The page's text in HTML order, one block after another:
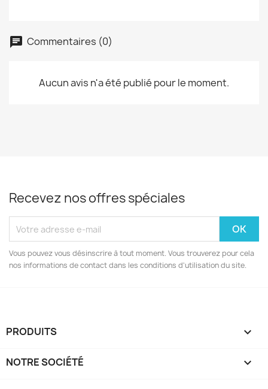
Commentaires (0)
Aucun avis n'a été publié pour le moment.
Recevez nos offres spéciales
Vous pouvez vous désinscrire à tout moment. Vous trouverez pour cela
nos informations de contact dans les conditions d'utilisation du site.
PRODUITS 
NOTRE SOCIÉTÉ 